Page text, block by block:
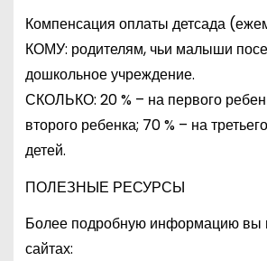
Компенсация оплаты детсада
КОМУ: родителям, чьи малыши
дошкольное учреждение.
СКОЛЬКО: 20 % – на первого
второго ребенка; 70 % – на
детей.
ПОЛЕЗНЫЕ РЕСУРСЫ
Более подробную информацию вы
сайтах: